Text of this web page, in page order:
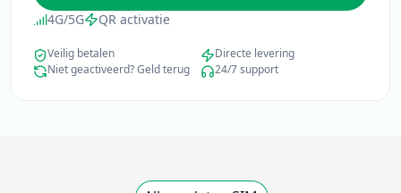
4G/5G QR activatie
Veilig betalen
Directe levering
Niet geactiveerd? Geld terug
24/7 support